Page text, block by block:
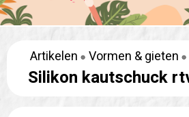
Artikelen Vormen & gieten
Silikon kautschuck